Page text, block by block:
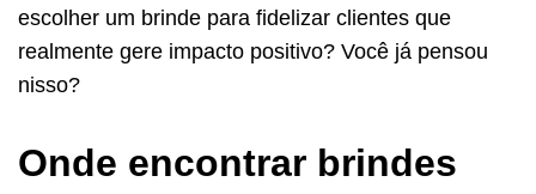
escolher um brinde para fidelizar clientes que
realmente gere impacto positivo? Você já pensou
nisso?
Onde encontrar brindes